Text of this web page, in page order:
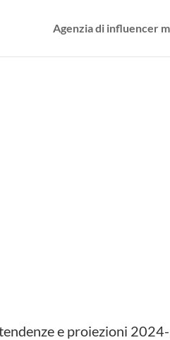
Agenzia di influencer
e proiezioni